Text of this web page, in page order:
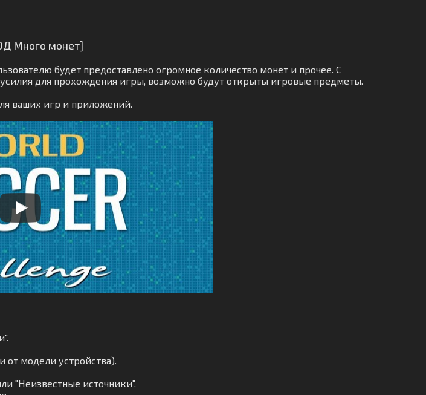
Много монет]
будет предоставлено огромное количество монет и прочее. С
для прохождения игры, возможно будут открыты игровые предметы.
ваших игр и приложений.
от модели устройства).
"Неизвестные источники".